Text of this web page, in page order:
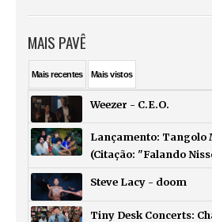
MAIS PAVÊ
Maisrecentes Maisvistos
Weezer - C.E.O.
Lançamento: Tangolo
(Citação: "Falando
Steve Lacy - doom
Tiny Desk Concerts: